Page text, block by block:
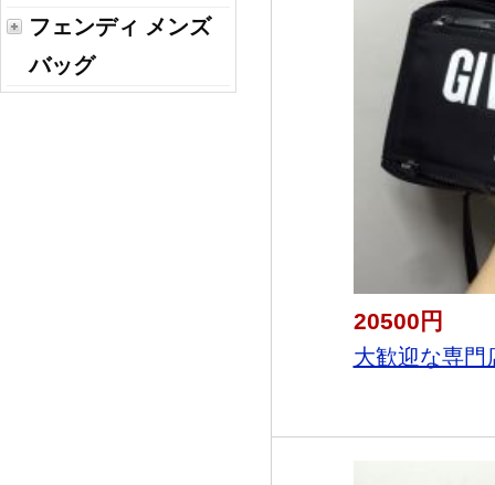
フェンディ メンズ
バッグ
20500円
大歓迎な専門